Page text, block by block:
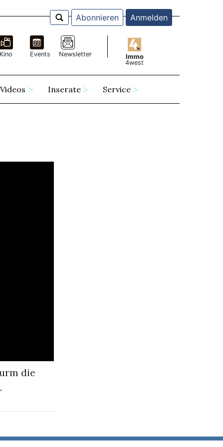
Abonnieren Anmelden
Kino Events Newsletter
Immo
4west
Videos Inserate Service
die